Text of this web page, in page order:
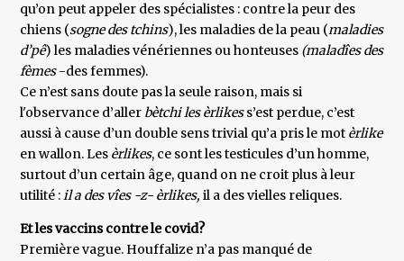
qu’on peut appeler des spécialistes : contre la peur des
chiens (sogne des tchins), les maladies de la peau (maladies
d’pê) les maladies vénériennes ou honteuses (maladîes des
fèmes-des femmes).
Ce n’est sans doute pas la seule raison, mais si
l'observance d’aller bètchi les èrlikess’est perdue, c’est
aussi à cause d’un double sens trivial qu’a pris le mot èrlike
en wallon. Les èrlikes, ce sont les testicules d’un homme,
surtout d’un certain âge, quand on ne croit plus à leur
utilité :il a des vîes -z- èrlikes, il a des vielles reliques.
Et les vaccins contre le covid?
Première vague. Houffalize n’a pas manqué de